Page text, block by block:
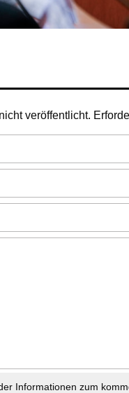
veröffentlicht.
Informationen zum